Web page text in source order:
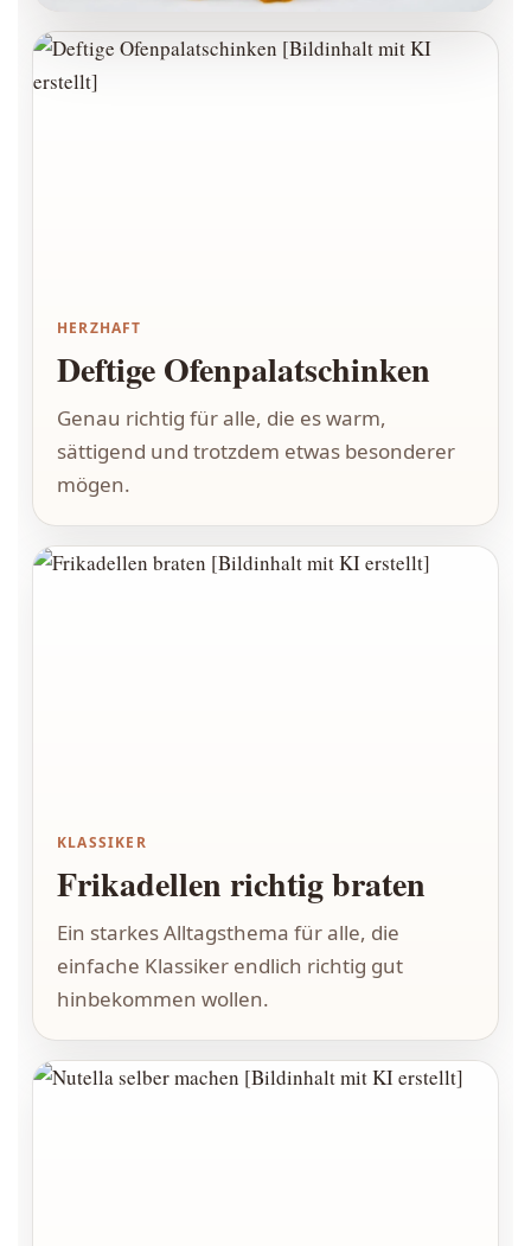
HERZHAFT
Deftige Ofenpalatschinken
Genau richtig für alle, die es warm,
sättigend und trotzdem etwas besonderer
mögen.
KLASSIKER
Frikadellen richtig braten
Ein starkes Alltagsthema für alle, die
einfache Klassiker endlich richtig gut
hinbekommen wollen.